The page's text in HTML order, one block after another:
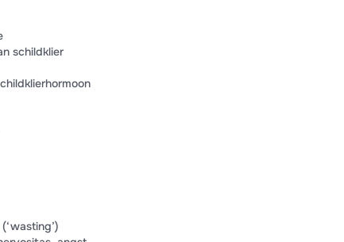
schildklier